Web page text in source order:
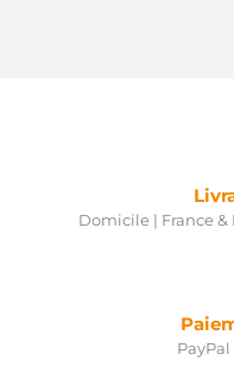
Domicile | France